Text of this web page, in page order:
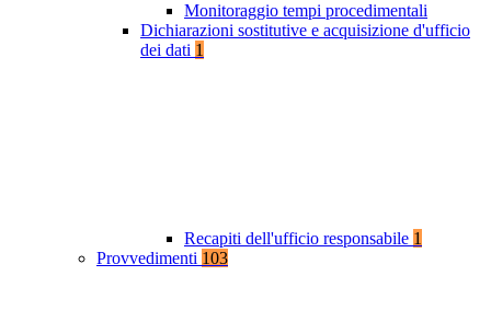
Monitoraggio tempi procedimentali
Dichiarazioni sostitutive e acquisizione d'ufficio
dei dati 1
Recapiti dell'ufficio responsabile 1
Provvedimenti 103